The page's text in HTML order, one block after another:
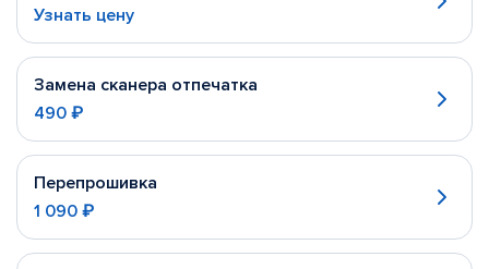
Узнать цену
Замена сканера отпечатка
490 ₽
Перепрошивка
1 090 ₽